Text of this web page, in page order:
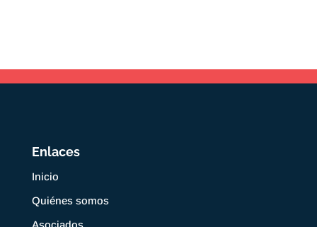
Enlaces
Inicio
Quiénes somos
Asociados